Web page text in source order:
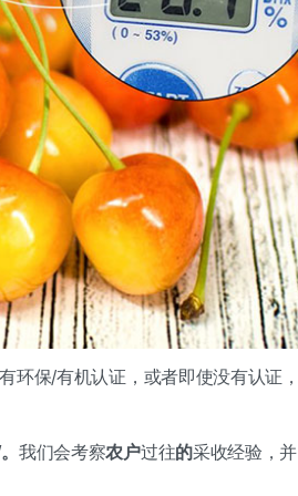
环保/有机认证，或者即使没有认证，
我们会考察农户过往的采收经验，并